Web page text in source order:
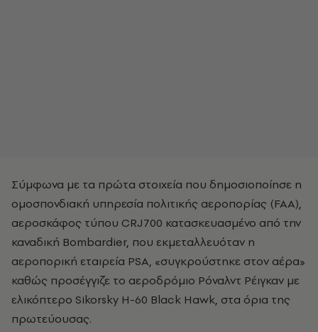
Σύμφωνα με τα πρώτα στοιχεία που δημοσιοποίησε η
ομοσπονδιακή υπηρεσία πολιτικής αεροπορίας (FAA),
αεροσκάφος τύπου CRJ700 κατασκευασμένο από την
καναδική Bombardier, που εκμεταλλευόταν η
αεροπορική εταιρεία PSA, «συγκρούστηκε στον αέρα»
καθώς προσέγγιζε το αεροδρόμιο Ρόναλντ Ρέιγκαν με
ελικόπτερο Sikorsky H-60 Black Hawk, στα όρια της
πρωτεύουσας.